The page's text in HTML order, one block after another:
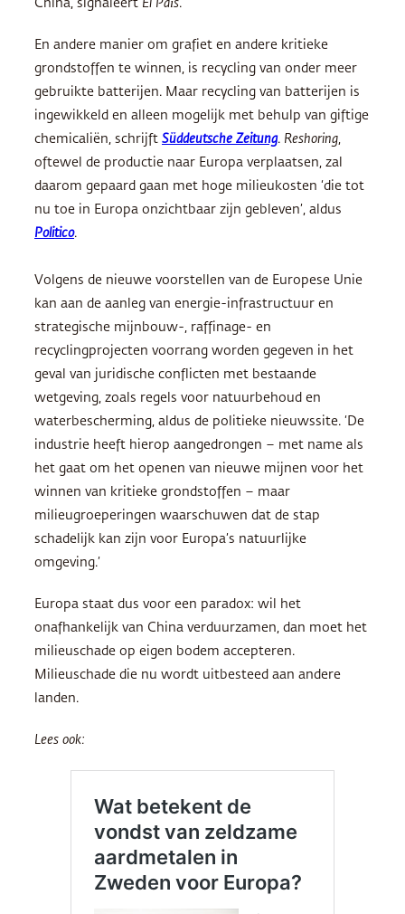
China, signaleert El País.
En andere manier om grafiet en andere kritieke
grondstoffen te winnen, is recycling van onder meer
gebruikte batterijen. Maar recycling van batterijen is
ingewikkeld en alleen mogelijk met behulp van giftige
chemicaliën, schrijft Süddeutsche Zeitung. Reshoring
oftewel de productie naar Europa verplaatsen, zal
daarom gepaard gaan met hoge milieukosten ‘die tot
nu toe in Europa onzichtbaar zijn gebleven’, aldus
Politico.
Volgens de nieuwe voorstellen van de Europese Unie
kan aan de aanleg van energie-infrastructuur en
strategische mijnbouw-, raffinage- en
recyclingprojecten voorrang worden gegeven in het
geval van juridische conflicten met bestaande
wetgeving, zoals regels voor natuurbehoud en
waterbescherming, aldus de politieke nieuwssite. ‘De
industrie heeft hierop aangedrongen – met name als
het gaat om het openen van nieuwe mijnen voor het
winnen van kritieke grondstoffen – maar
milieugroeperingen waarschuwen dat de stap
schadelijk kan zijn voor Europa’s natuurlijke
omgeving.’
Europa staat dus voor een paradox: wil het
onafhankelijk van China verduurzamen, dan moet het
milieuschade op eigen bodem accepteren.
Milieuschade die nu wordt uitbesteed aan andere
landen.
Lees ook: